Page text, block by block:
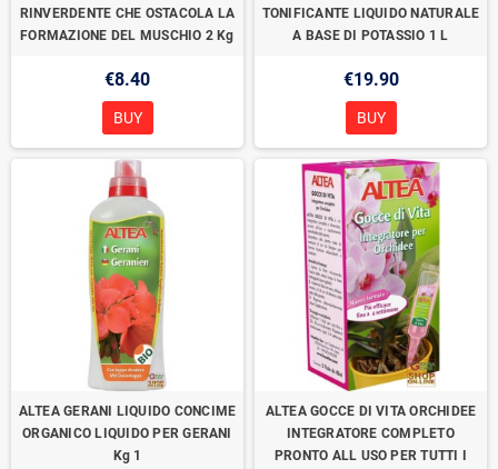
RINVERDENTE CHE OSTACOLA LA
FORMAZIONE DEL MUSCHIO 2 Kg
€8.40
BUY
TONIFICANTE LIQUIDO NATURALE
A BASE DI POTASSIO 1 L
€19.90
BUY
ALTEA GERANI LIQUIDO CONCIME
ORGANICO LIQUIDO PER GERANI
Kg 1
ALTEA GOCCE DI VITA ORCHIDEE
INTEGRATORE COMPLETO
PRONTO ALL USO PER TUTTI I